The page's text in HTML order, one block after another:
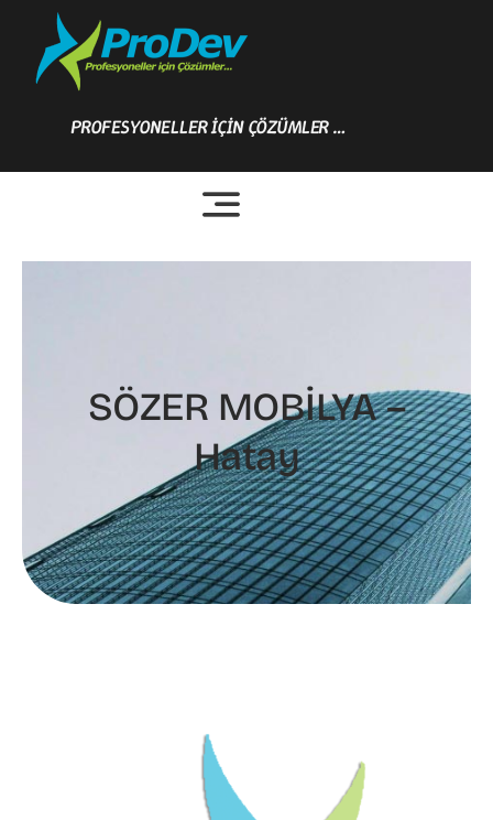
content
PROFESYONELLER İÇİN ÇÖZÜMLER …
SÖZER MOBİLYA –
Hatay